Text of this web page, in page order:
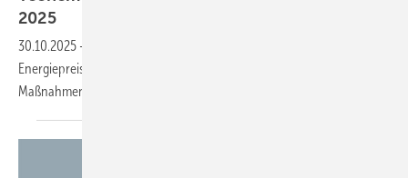
2025
30.10.2025 -
Energiepreise hebeln Sparbemühungen aus – zusätzliche
Maßnahmen zur Verbrauchsreduktion sind